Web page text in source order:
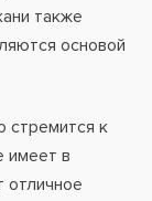
также
основой
стремится к
имеет в
отличное